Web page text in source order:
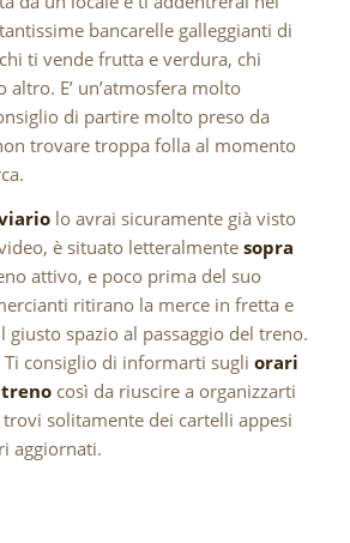
bancarelle galleggianti di
ti vende frutta e verdura, chi
E’ un’atmosfera molto
di partire molto preso da
trovare troppa folla al momento
lo avrai sicuramente già visto
è situato letteralmente sopra
attivo, e poco prima del suo
ritirano la merce in fretta e
giusto spazio al passaggio del treno.
consiglio di informarti sugli orari
trenocosì da riuscire a organizzarti
solitamente dei cartelli appesi
aggiornati.